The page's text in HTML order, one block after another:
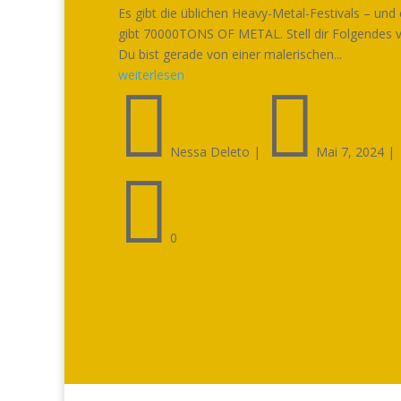
Es gibt die üblichen Heavy-Metal-Festivals – und
gibt 70000TONS OF METAL. Stell dir Folgendes
Du bist gerade von einer malerischen...
weiterlesen
 Nessa Deleto |  Mai 7, 2024 |
 0